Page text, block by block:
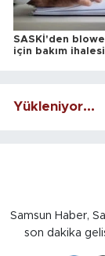
SASKİ'den
için bakım ihalesi
Yükleniyor...
Samsun Haber,
son dakika